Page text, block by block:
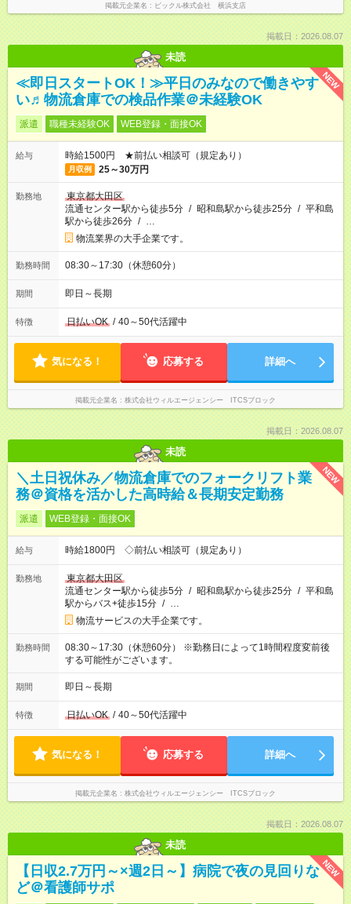
掲載元企業名 ピックル株式会社 横浜支店
掲載日：2026.08.07
未読
NEW
≪即日スタートOK！≫平日のみなので働きやす
い♬物流倉庫での検品作業＠未経験OK
派遣 職種未経験OK WEB登録・面接OK
給与 時給1500円 ★前払い相談可（規定あり）
月収例 25～30万円
勤務地
東京都大田区
流通センター駅から徒歩5分 / 昭和島駅から徒歩25分 / 平和島
駅から徒歩26分 / …
物流業界の大手企業です。
勤務時間 08:30～17:30（休憩60分）
期間 即日～長期
特徴 日払いOK / 40～50代活躍中
気になる！ 応募する 詳細へ
掲載元企業名 株式会社ウィルエージェンシー ITCSブロック
掲載日：2026.08.07
未読
NEW
＼土日祝休み／物流倉庫でのフォークリフト業
務＠資格を活かした高時給＆長期安定勤務
派遣 WEB登録・面接OK
給与 時給1800円 ◇前払い相談可（規定あり）
勤務地
東京都大田区
流通センター駅から徒歩5分 / 昭和島駅から徒歩25分 / 平和島
駅からバス+徒歩15分 / …
物流サービスの大手企業です。
勤務時間
08:30～17:30（休憩60分） ※勤務日によって1時間程度変前後
する可能性がございます。
期間 即日～長期
特徴 日払いOK / 40～50代活躍中
気になる！ 応募する 詳細へ
掲載元企業名 株式会社ウィルエージェンシー ITCSブロック
掲載日：2026.08.07
未読
NEW
【日収2.7万円～×週2日～】病院で夜の見回りな
ど＠看護師サポ